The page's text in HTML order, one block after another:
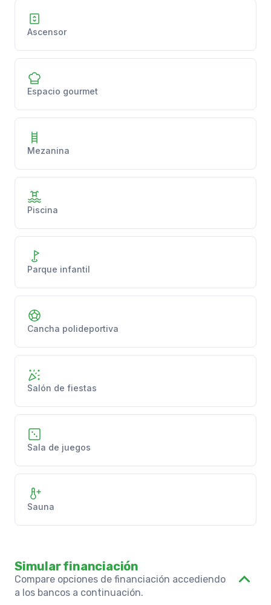
Ascensor
Espacio gourmet
Mezanina
Piscina
Parque infantil
Cancha polideportiva
Salón de fiestas
Sala de juegos
Sauna
Simular financiación
Compare opciones de financiación accediendo
a los bancos a continuación.